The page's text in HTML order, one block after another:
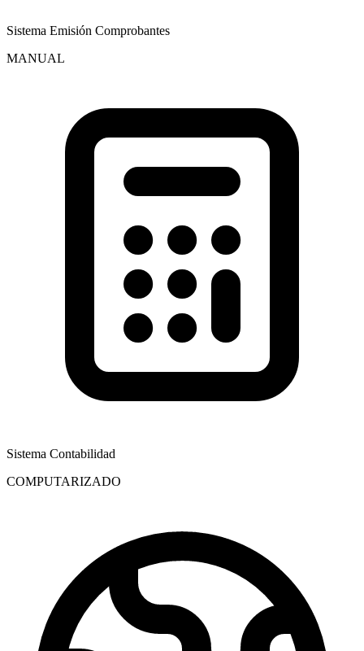
Sistema Emisión Comprobantes
MANUAL
Sistema Contabilidad
COMPUTARIZADO